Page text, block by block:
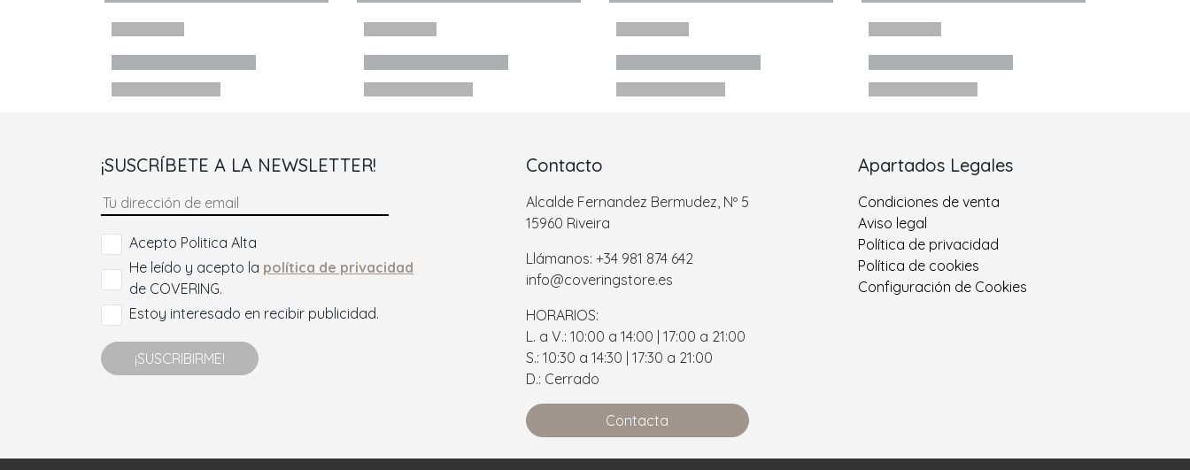
¡SUSCRÍBETE A LA NEWSLETTER!
Acepto Politica Alta
He leído y acepto la política de privacidad
de COVERING.
Estoy interesado en recibir publicidad.
¡SUSCRIBIRME!
Contacto
Alcalde Fernandez Bermudez, Nº 5
15960 Riveira
Llámanos: +34 981 874 642
info@coveringstore.es
HORARIOS:
L. a V.: 10:00 a 14:00 | 17:00 a 21:00
S.: 10:30 a 14:30 | 17:30 a 21:00
D.: Cerrado
Contacta
Apartados Legales
Condiciones de venta
Aviso legal
Política de privacidad
Política de cookies
Configuración de Cookies